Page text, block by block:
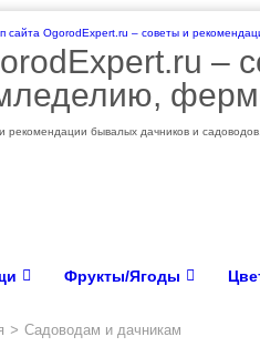
–
рекомендации бывалых дачников и
Фрукты/Ягоды
> Садоводам и дачникам